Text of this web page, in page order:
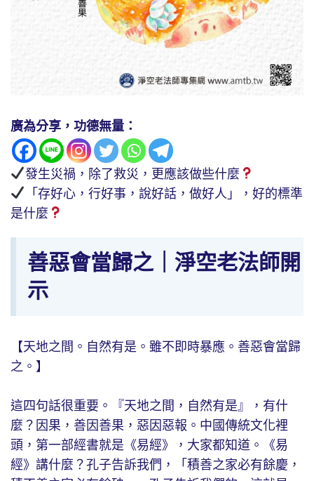
廣為分享，功德無量：
發生災禍，除了救災，更應該做些什麼
「存好心，行好事，說好話，做好人」，好的標準
是什麼
善惡會當歸之｜淨空老法師開
示
【天地之間。自然有是。雖不即時暴應。善惡會當歸
之。】
這四句話很重要。『天地之間，自然有是』，有什
麼？因果，善因善果，惡因惡報。中國傳統文化裡
頭，第一部經書就是《易經》，大家都知道。《易
經》講什麼？孔子告訴我們，「積善之家必有餘慶，